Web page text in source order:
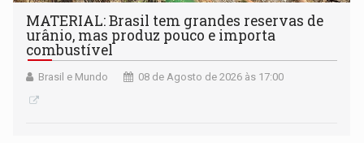
MATERIAL: Brasil tem grandes reservas de
urânio, mas produz pouco e importa
combustível
Brasil e Mundo 08 de Agosto de 2026 às 17:00